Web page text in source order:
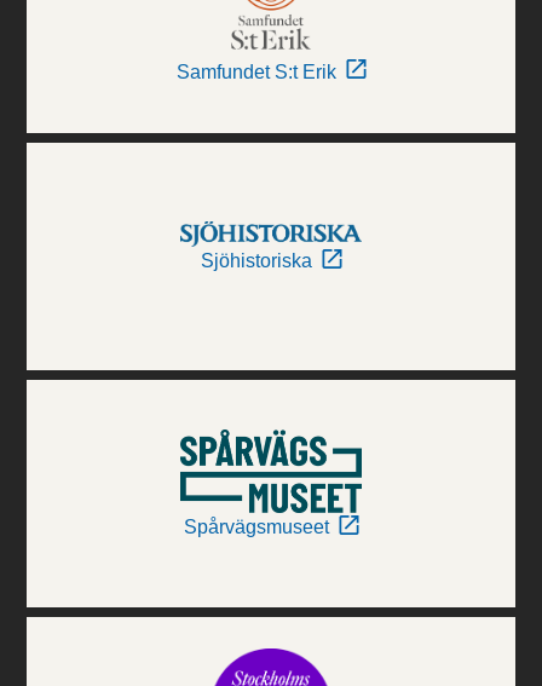
Samfundet S:t Erik
Sjöhistoriska
Spårvägsmuseet